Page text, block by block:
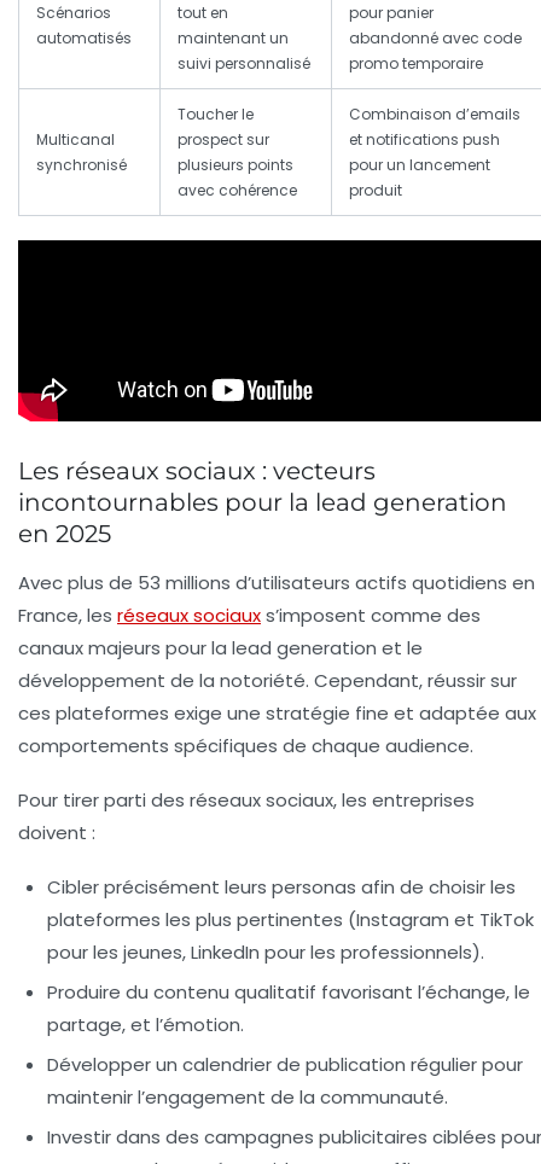
Scénarios
automatisés
tout en
maintenant un
suivi personnalisé
pour panier
abandonné avec code
promo temporaire
Multicanal
synchronisé
Toucher le
prospect sur
plusieurs points
avec cohérence
Combinaison d’emails
et notifications push
pour un lancement
produit
Les réseaux sociaux : vecteurs
incontournables pour la lead generation
en 2025
Avec plus de 53 millions d’utilisateurs actifs quotidiens en
France, les réseaux sociauxs’imposent comme des
canaux majeurs pour la lead generation et le
développement de la notoriété. Cependant, réussir sur
ces plateformes exige une stratégie fine et adaptée aux
comportements spécifiques de chaque audience.
Pour tirer parti des réseaux sociaux, les entreprises
doivent :
Cibler précisément leurs personas afin de choisir les
plateformes les plus pertinentes (Instagram et TikTok
pour les jeunes, LinkedIn pour les professionnels).
Produire du contenu qualitatif favorisant l’échange, le
partage, et l’émotion.
Développer un calendrier de publication régulierpour
maintenir l’engagement de la communauté.
Investir dans des campagnes publicitaires ciblées pour